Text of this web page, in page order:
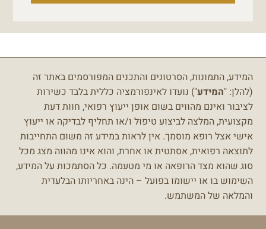
המידע, התמונות, הסרטונים והתכנים המפורסמים באתר זה
(להלן: "המידע") נועדו לאינפורמציה כללית בלבד כשירות
לציבור ואינם מהווים בשום אופן ייעוץ רפואי, חוות דעת
מקצועית, המלצה לביצוע טיפול ו/או תחליף לבדיקה או ייעוץ
אישי אצל רופא מוסמך. אין לראות במידע זה משום התחייבות
לתוצאה רפואית, אסתטית או אחרת, והוא אינו מהווה מצג מכל
סוג שהוא מצד הרופאה או מי מטעמה. כל הסתמכות על המידע,
השימוש בו או יישומו בפועל – הינה באחריותו הבלעדית
והמלאה של המשתמש.